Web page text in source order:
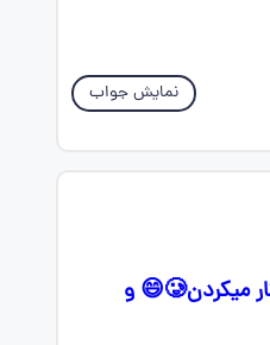
نمایش جواب
توی درس دوم بونصر و ابوالفضل بیهقی نقششون تو داستان چیه چیکار میکردن🥲😄 و